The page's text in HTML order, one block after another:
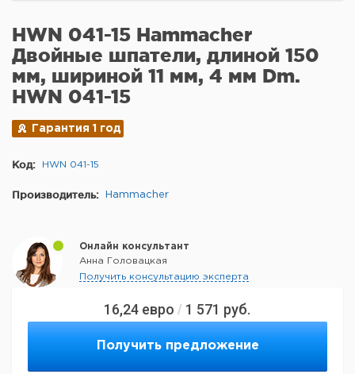
16,24 евро / 1 571 руб.
Получить предложение
HWN 041-15 Hammacher
Двойные шпатели, длиной 150
мм, шириной 11 мм, 4 мм Dm.
HWN 041-15
Гарантия 1 год
Код: HWN 041-15
Производитель: Hammacher
Онлайн консультант
Анна Головацкая
Получить консультацию эксперта